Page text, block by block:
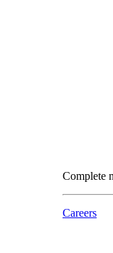
Complete
Careers